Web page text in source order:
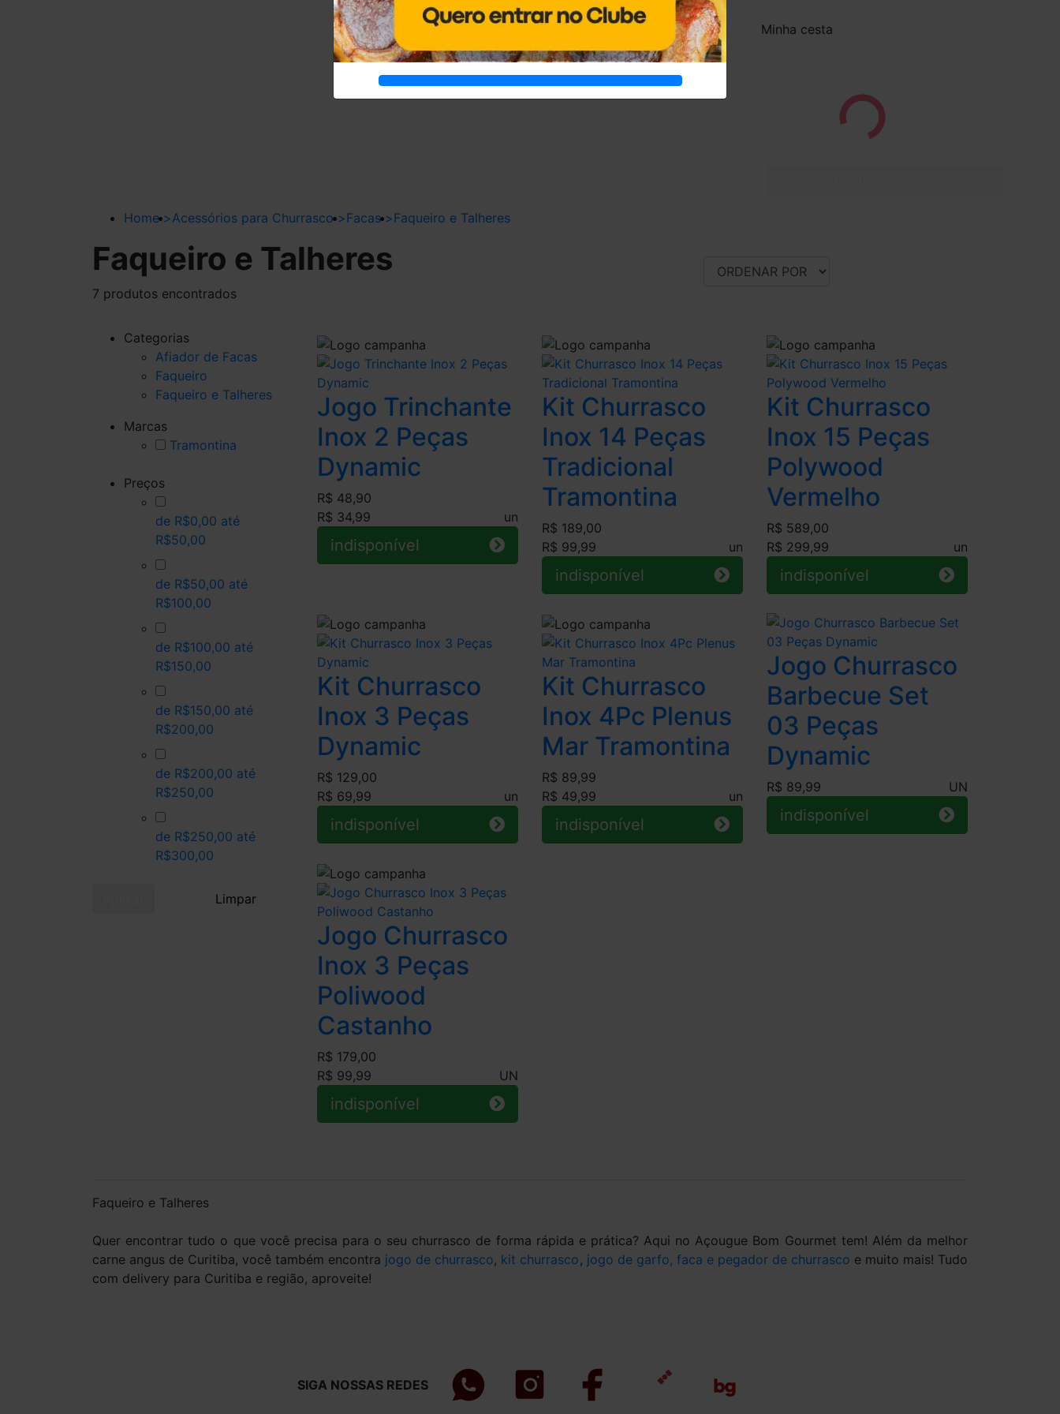
Minha cesta
Home>Acessórios para Churrasco>Facas>Faqueiro e Talheres
Faqueiro e Talheres
7 produtos encontrados
Categorias
Afiador de Facas
Faqueiro
Faqueiro e Talheres
Marcas
Tramontina
Preços
de R$0,00 até
R$50,00
de R$50,00 até
R$100,00
de R$100,00 até
R$150,00
de R$150,00 até
R$200,00
de R$200,00 até
R$250,00
de R$250,00 até
R$300,00
Limpar
Jogo Trinchante
Inox 2 Peças
Dynamic
R$ 48,90
R$ 34,99
un
indisponível
Kit Churrasco
Inox 14 Peças
Tradicional
Tramontina
R$ 189,00
R$ 99,99
un
indisponível
Kit Churrasco
Inox 15 Peças
Polywood
Vermelho
R$ 589,00
R$ 299,99
un
indisponível
Kit Churrasco
Inox 3 Peças
Dynamic
R$ 129,00
R$ 69,99
un
indisponível
Kit Churrasco
Inox 4Pc Plenus
Mar Tramontina
R$ 89,99
R$ 49,99
un
indisponível
Jogo Churrasco
Barbecue Set
03 Peças
Dynamic
R$ 89,99 UN
indisponível
Jogo Churrasco
Inox 3 Peças
Poliwood
Castanho
R$ 179,00
R$ 99,99
UN
indisponível
Faqueiro e Talheres
Quer encontrar tudo o que você precisa para o seu churrasco de forma rápida e prática? Aqui no Açougue Bom Gourmet tem! Além da melhor
carne angus de Curitiba, você também encontra jogo de churrasco, kit churrasco , jogo de garfo, faca e pegador de churrasco e muito mais! Tudo
com delivery para Curitiba e região, aproveite!
SIGA NOSSAS REDES